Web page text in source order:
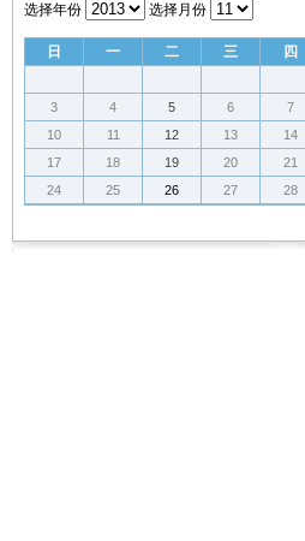
选择年份 选择月份
日 一 二 三 四
3
4 5 6 7
10
11 12 13 14
17
18 19 20 21
24
25 26 27 28